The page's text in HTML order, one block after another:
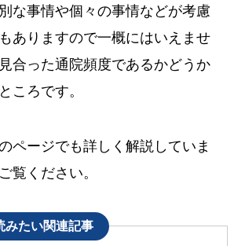
な事情や個々の事情などが考慮
ありますので一概にはいえませ
合った通院頻度であるかどうか
ころです。
ページでも詳しく解説していま
覧ください。
みたい関連記事